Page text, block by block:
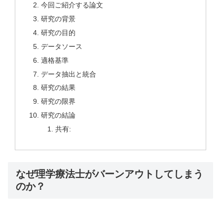
今回ご紹介する論文
研究の背景
研究の目的
データソース
適格基準
データ抽出と統合
研究の結果
研究の限界
研究の結論
共有:
なぜ理学療法士がバーンアウトしてしまう
のか？